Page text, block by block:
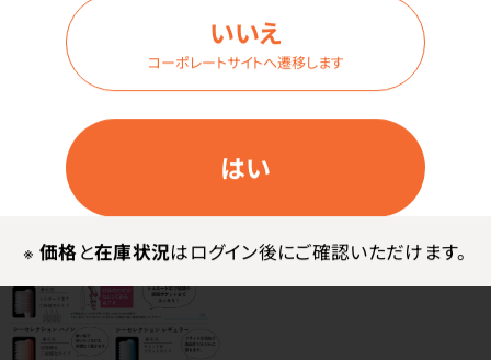
はい
いいえ
コーポレートサイトへ遷移します
※ 価格と在庫状況はログイン後にご確認いただけます。
※患者さま向け価格は全てオープン価格です。